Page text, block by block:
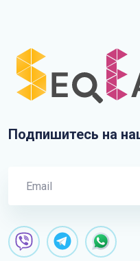
Подпишитесь на